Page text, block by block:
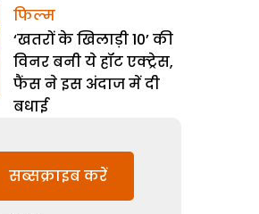
फिल्म
‘खतरों के खिलाड़ी 10’ की
विनर बनी ये हॉट एक्ट्रेस,
फैंस ने इस अंदाज में दी
बधाई
सब्सक्राइब करें